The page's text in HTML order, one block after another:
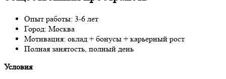
Опыт работы: 3-6 лет
Город: Москва
Мотивация: оклад + бонусы + карьерный рост
Полная занятость, полный день
Условия